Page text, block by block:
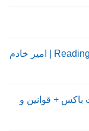
فردوسی خوانی Reading Ferdowsi | امیر خادم
+ قوانین و